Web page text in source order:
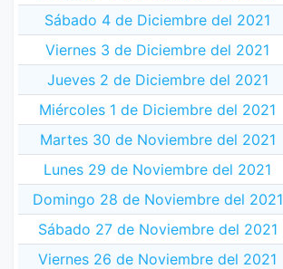
Sábado 4 de Diciembre del 2021
Viernes 3 de Diciembre del 2021
Jueves 2 de Diciembre del 2021
Miércoles 1 de Diciembre del 2021
Martes 30 de Noviembre del 2021
Lunes 29 de Noviembre del 2021
Domingo 28 de Noviembre del 2021
Sábado 27 de Noviembre del 2021
Viernes 26 de Noviembre del 2021